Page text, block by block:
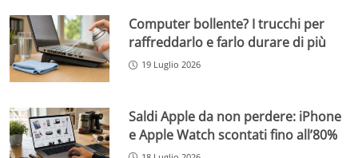
Computer bollente? I trucchi per
raffreddarlo e farlo durare di più
19 Luglio 2026
Saldi Apple da non perdere: iPhone
e Apple Watch scontati fino all’80%